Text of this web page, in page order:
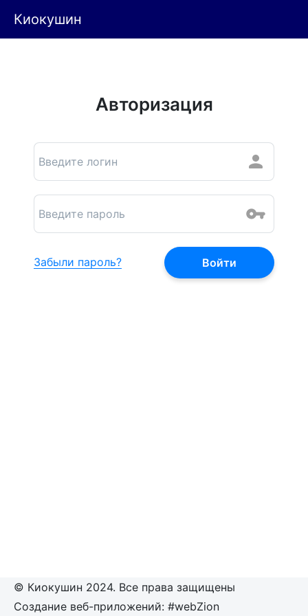
Киокушин
Авторизация
Забыли пароль?
© Киокушин 2024. Все права защищены
Создание веб-приложений: #webZion